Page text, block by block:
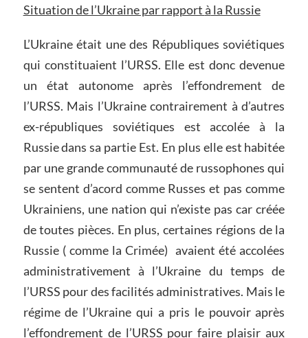
Situation de l’Ukraine par rapportà la Russie
L’Ukraine était une des Républiques soviétiques
qui constituaient l’URSS. Elle est donc devenue
un état autonome après l’effondrement de
l’URSS. Mais l’Ukraine contrairement à d’autres
ex-républiques soviétiques est accolée à la
Russie dans sa partie Est. En plus elle est habitée
par une grande communauté de russophones qui
se sentent d’acord comme Russes et pas comme
Ukrainiens, une nation qui n’existe pas car créée
de toutes pièces. En plus, certaines régions de la
Russie ( comme la Crimée) avaient été accolées
administrativement à l’Ukraine du temps de
l’URSS pour des facilités administratives. Mais le
régime de l’Ukraine qui a pris le pouvoir après
l’effondrement de l’URSS pour faire plaisir aux